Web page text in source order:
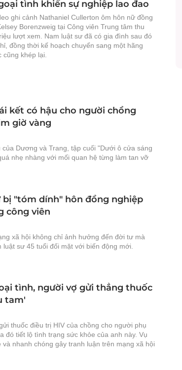
tình khiến sự nghiệp lao đao
ghi cảnh Nathaniel Cullerton ôm hôn nữ đồng
Borenzweig tại Công viên Trung tâm thu
lượt xem. Nam luật sư đã có gia đình sau đó
đồng thời kế hoạch chuyển sang một hãng
cũng khép lại.
kết có hậu cho người chồng
giờ vàng
Dương và Trang, tập cuối "Dưới ô cửa sáng
nhẹ nhàng với mối quan hệ từng làm tan vỡ
bị "tóm dính" hôn đồng nghiệp
công viên
xã hội không chỉ ảnh hưởng đến đời tư mà
sư 45 tuổi đối mặt với biến động mới.
tình, người vợ gửi thẳng thuốc
tam'
thuốc điều trị HIV của chồng cho người phụ
đó tiết lộ tình trạng sức khỏe của anh này. Vụ
nhanh chóng gây tranh luận trên mạng xã hội